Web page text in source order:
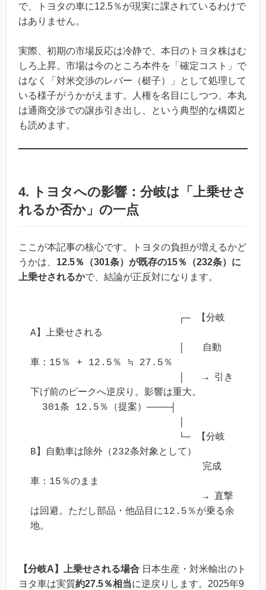
で、トヨタの車に12.5％が現実に課されているわけで
はありません。
実際、初期の市場反応は冷静で、本日のトヨタ株はむ
しろ上昇。市場は今のところ本件を「確定コスト」で
はなく「対米交渉のレバー（梃子）」として処理して
いる様子がうかがえます。人権を名目にしつつ、本丸
は通商交渉での譲歩引き出し、という典型的な構図と
も読めます。
4. トヨタへの影響：分岐は「上乗せさ
れるか否か」の一点
ここが本記事の核心です。トヨタの負担が増えるかど
うかは、 12.5％（301条）が既存の15％（232条）に
上乗せされるかで、結論が正反対になります。
A】上乗せされる
車：15％ + 12.5％ ≒ 27.5％
下げ前のピークへ逆戻り。影響は重大。
B】自動車は除外（232条対象として）
車：15％のまま
は回避。ただし部品・他品目に12.5％が乗る余
地。
【分岐A】上乗せされる場合 日本生産・対米輸出のト
ヨタ車は実質約27.5％相当に逆戻りします。2025年9